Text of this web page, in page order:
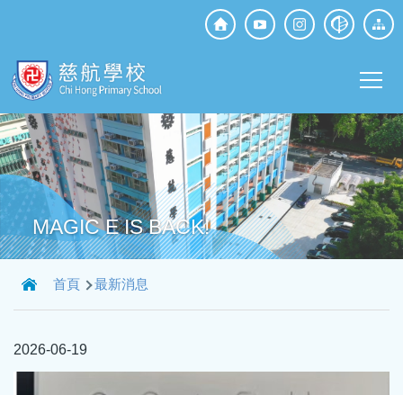
Top
Social
MAGIC E IS BACK!
導
航
結
首頁 最新消息
2026-06-19